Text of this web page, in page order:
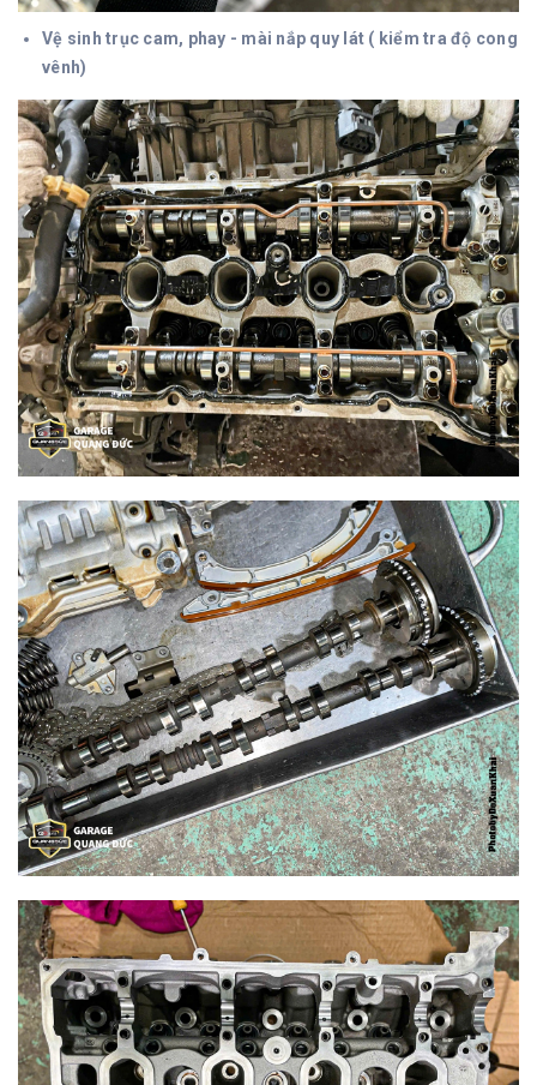
Vệ sinh trục cam, phay - mài nắp quy lát ( kiểm tra độ cong
vênh)